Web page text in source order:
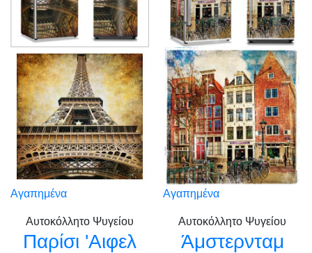
Αγαπημένα
Αυτοκόλλητο Ψυγείου
Παρίσι 'Αιφελ
Αγαπημένα
Αυτοκόλλητο Ψυγείου
Άμστερνταμ